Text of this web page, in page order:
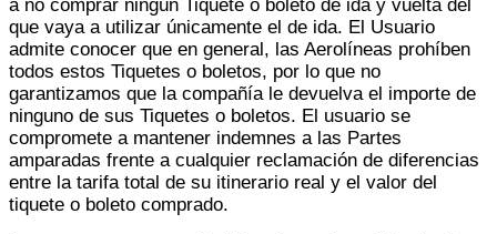
a no comprar ningún Tiquete o boleto de ida y vuelta del
que vaya a utilizar únicamente el de ida. El Usuario
admite conocer que en general, las Aerolíneas prohíben
todos estos Tiquetes o boletos, por lo que no
garantizamos que la compañía le devuelva el importe de
ninguno de sus Tiquetes o boletos. El usuario se
compromete a mantener indemnes a las Partes
amparadas frente a cualquier reclamación de diferencias
entre la tarifa total de su itinerario real y el valor del
tiquete o boleto comprado.